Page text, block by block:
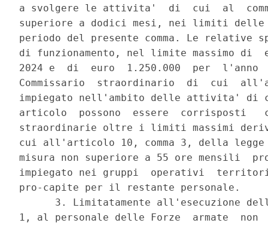
a svolgere le attivita'  di  cui  al
superiore a dodici mesi, nei limiti
periodo del presente comma. Le relative
di funzionamento, nel limite massimo di
2024 e  di  euro  1.250.000  per
Commissario  straordinario  di  cui
impiegato nell'ambito delle attivita' di
articolo  possono  essere  corrisposti
straordinarie oltre i limiti massimi
cui all'articolo 10, comma 3, della
misura non superiore a 55 ore mensili
impiegato nei gruppi  operativi
pro-capite per il restante personale.
3. Limitatamente all'esecuzione
1, al personale delle Forze  armate  non